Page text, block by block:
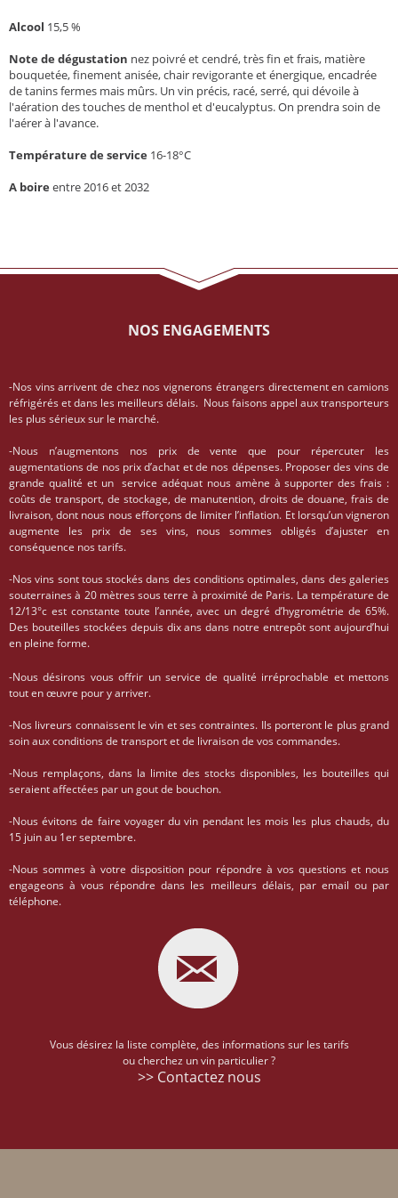
Alcool 15,5 %
Note de dégustation nez poivré et cendré, très fin et frais, matière
bouquetée, finement anisée, chair revigorante et énergique, encadrée
de tanins fermes mais mûrs. Un vin précis, racé, serré, qui dévoile à
l'aération des touches de menthol et d'eucalyptus. On prendra soin de
l'aérer à l'avance.
Température de service 16-18°C
A boire entre 2016 et 2032
NOS ENGAGEMENTS
-Nos vins arrivent de chez nos vignerons étrangers directement en camions
réfrigérés et dans les meilleurs délais. Nous faisons appel aux transporteurs
les plus sérieux sur le marché.
-Nous n’augmentons nos prix de vente que pour répercuter les
augmentations de nos prix d’achat et de nos dépenses. Proposer des vins de
grande qualité et un service adéquat nous amène à supporter des frais :
coûts de transport, de stockage, de manutention, droits de douane, frais de
livraison, dont nous nous efforçons de limiter l’inflation. Et lorsqu’un vigneron
augmente les prix de ses vins, nous sommes obligés d’ajuster en
conséquence nos tarifs.
-Nos vins sont tous stockés dans des conditions optimales, dans des galeries
souterraines à 20 mètres sous terre à proximité de Paris. La température de
12/13°c est constante toute l’année, avec un degré d’hygrométrie de 65%.
Des bouteilles stockées depuis dix ans dans notre entrepôt sont aujourd’hui
en pleine forme.
-Nous désirons vous offrir un service de qualité irréprochable et mettons
tout en œuvre pour y arriver.
-Nos livreurs connaissent le vin et ses contraintes. Ils porteront le plus grand
soin aux conditions de transport et de livraison de vos commandes.
-Nous remplaçons, dans la limite des stocks disponibles, les bouteilles qui
seraient affectées par un gout de bouchon.
-Nous évitons de faire voyager du vin pendant les mois les plus chauds, du
15 juin au 1er septembre.
-Nous sommes à votre disposition pour répondre à vos questions et nous
engageons à vous répondre dans les meilleurs délais, par email ou par
téléphone.
Vous désirez la liste complète, des informations sur les tarifs
ou cherchez un vin particulier ?
>> Contactez nous